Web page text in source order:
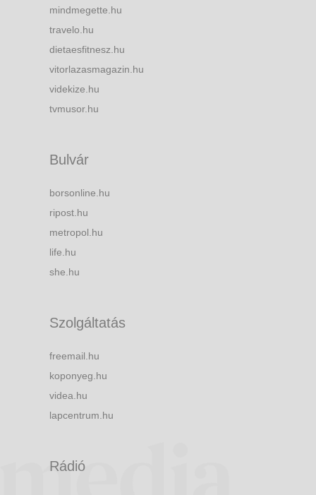
mindmegette.hu
travelo.hu
dietaesfitnesz.hu
vitorlazasmagazin.hu
videkize.hu
tvmusor.hu
Bulvár
borsonline.hu
ripost.hu
metropol.hu
life.hu
she.hu
Szolgáltatás
freemail.hu
koponyeg.hu
videa.hu
lapcentrum.hu
Rádió